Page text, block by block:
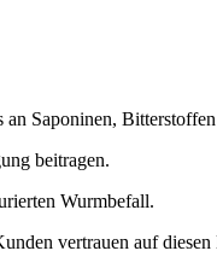
Saponinen,
beitragen.
Wurmbefall.
vertrauen auf